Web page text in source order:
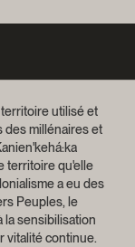
utilisé et
des millénaires et
territoire qu'elle
a eu des
Peuples, le
la sensibilisation
vitalité continue.